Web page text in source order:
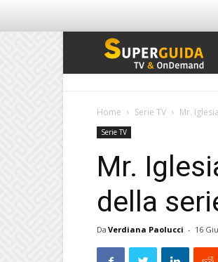
Home Serie TV Mr.
Serie TV
Mr.
della
Da Verdiana Paolucci - 16